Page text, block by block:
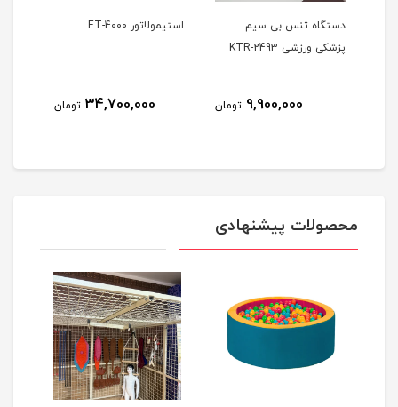
دستگاه تنس بی سیم
پزشکی ورزشی KTR-2493
9,900,000 تومان
استیمولاتور ET-4000
34,700,000 تومان
محصولات پیشنهادی